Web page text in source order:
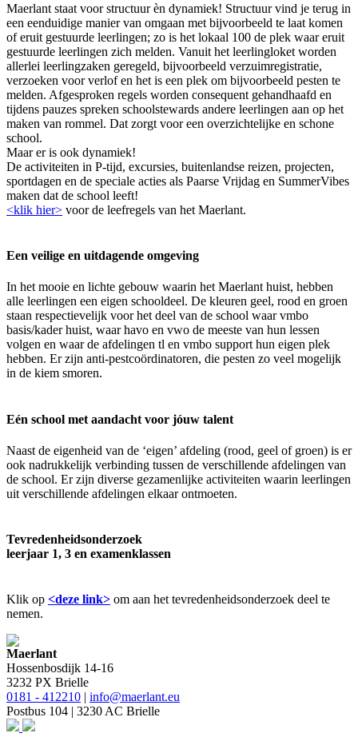
Maerlant staat voor structuur èn dynamiek! Structuur vind je terug in
een eenduidige manier van omgaan met bijvoorbeeld te laat komen
of eruit gestuurde leerlingen; zo is het lokaal 100 de plek waar eruit
gestuurde leerlingen zich melden. Vanuit het leerlingloket worden
allerlei leerlingzaken geregeld, bijvoorbeeld verzuimregistratie,
verzoeken voor verlof en het is een plek om bijvoorbeeld pesten te
melden. Afgesproken regels worden consequent gehandhaafd en
tijdens pauzes spreken schoolstewards andere leerlingen aan op het
maken van rommel. Dat zorgt voor een overzichtelijke en schone
school.
Maar er is ook dynamiek!
De activiteiten in P-tijd, excursies, buitenlandse reizen, projecten,
sportdagen en de speciale acties als Paarse Vrijdag en SummerVibes
maken dat de school leeft!
<klik hier> voor de leefregels van het Maerlant.
Een veilige en uitdagende omgeving
In het mooie en lichte gebouw waarin het Maerlant huist, hebben
alle leerlingen een eigen schooldeel. De kleuren geel, rood en groen
staan respectievelijk voor het deel van de school waar vmbo
basis/kader huist, waar havo en vwo de meeste van hun lessen
volgen en waar de afdelingen tl en vmbo support hun eigen plek
hebben. Er zijn anti-pestcoördinatoren, die pesten zo veel mogelijk
in de kiem smoren.
Eén school met aandacht voor jóuw talent
Naast de eigenheid van de ‘eigen’ afdeling (rood, geel of groen) is er
ook nadrukkelijk verbinding tussen de verschillende afdelingen van
de school. Er zijn diverse gezamenlijke activiteiten waarin leerlingen
uit verschillende afdelingen elkaar ontmoeten.
Tevredenheidsonderzoek
leerjaar 1, 3 en examenklassen
Klik op <deze link> om aan het tevredenheidsonderzoek deel te
nemen.
Maerlant
Hossenbosdijk 14-16
3232 PX Brielle
0181 - 412210
info@maerlant.eu
Postbus 104 | 3230 AC Brielle